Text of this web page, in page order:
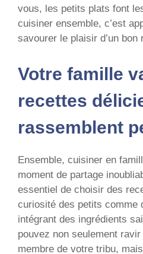
vous, les petits plats font
cuisiner ensemble, c’est
savourer le plaisir d’un bon
Votre famille
recettes
rassemblent
Ensemble, cuisiner en
moment de partage
essentiel de choisir des
curiosité des petits comme
intégrant des ingrédients
pouvez non seulement
membre de votre tribu,